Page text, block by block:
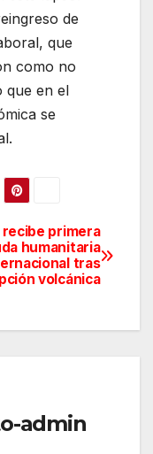
de
que
como no
que en el
se
recibe primera
humanitaria
tras
volcánica
admin